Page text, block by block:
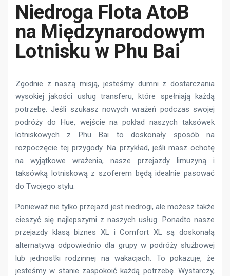
Niedroga Flota AtoB
na Międzynarodowym
Lotnisku w Phu Bai
Zgodnie z naszą misją, jesteśmy dumni z dostarczania
wysokiej jakości usług transferu, które spełniają każdą
potrzebę. Jeśli szukasz nowych wrażeń podczas swojej
podróży do Hue, wejście na pokład naszych taksówek
lotniskowych z Phu Bai to doskonały sposób na
rozpoczęcie tej przygody. Na przykład, jeśli masz ochotę
na wyjątkowe wrażenia, nasze przejazdy limuzyną i
taksówką lotniskową z szoferem będą idealnie pasować
do Twojego stylu.
Ponieważ nie tylko przejazd jest niedrogi, ale możesz także
cieszyć się najlepszymi z naszych usług. Ponadto nasze
przejazdy klasą biznes XL i Comfort XL są doskonałą
alternatywą odpowiednio dla grupy w podróży służbowej
lub jednostki rodzinnej na wakacjach. To pokazuje, że
jesteśmy w stanie zaspokoić każdą potrzebę. Wystarczy,